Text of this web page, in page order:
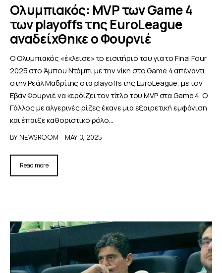
Ολυμπιακός: MVP των Game 4
των playoffs της EuroLeague
αναδείχθηκε ο Φουρνιέ
Ο Ολυμπιακός «έκλεισε» το εισιτήριό του για το Final Four
2025 στο Άμπου Ντάμπι με την νίκη στο Game 4 απέναντι
στην Ρεάλ Μαδρίτης στα playoffs της EuroLeague, με τον
Εβάν Φουρνιέ να κερδίζει τον τίτλο του MVP στα Game 4. O
Γάλλος με αλγερινές ρίζες έκανε μια εξαιρετική εμφάνιση
και έπαιξε καθοριστικό ρόλο…
BY NEWSROOM MAY 3, 2025
Read more